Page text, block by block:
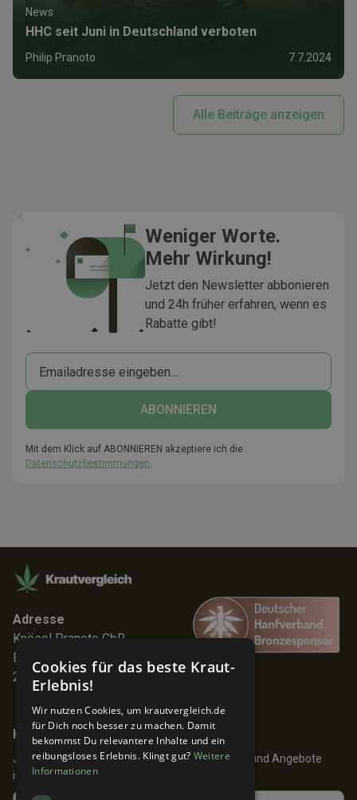
News
HHC seit Juni in Deutschland verboten
Philip Pranoto 7.7.2024
Alle Beiträge anzeigen
Weniger Worte.
Mehr Wirkung!
Jetzt den Newsletter abbonieren
und 24h früher erfahren, wenn es
Rabatte gibt!
Mit dem Klick auf ABONNIEREN akzeptiere ich die
Datenschutzbestimmungen.
Adresse
Knösel Pranoto GbR
Elmenhorststr. 7
22767 Hamburg
Keine Angebote verpassen!
Jetzt anmelden und 24h früher über Aktionen und Angebote
informiert werden!
Cookies für das beste Kraut-
Erlebnis!
Wir nutzen Cookies, um krautvergleich.de
für Dich noch besser zu machen. Damit
bekommst Du relevantere Inhalte und ein
reibungsloses Erlebnis. Klingt gut? Weitere
Informationen